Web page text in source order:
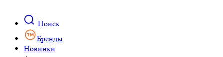
Поиск
Бренды
Новинки